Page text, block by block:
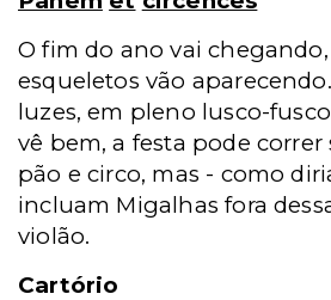
O fim do ano vai
esqueletos vão
luzes, em pleno lusco-
vê bem, a festa pode correr
pão e circo, mas - como
incluam Migalhas fora
violão.
Cartório